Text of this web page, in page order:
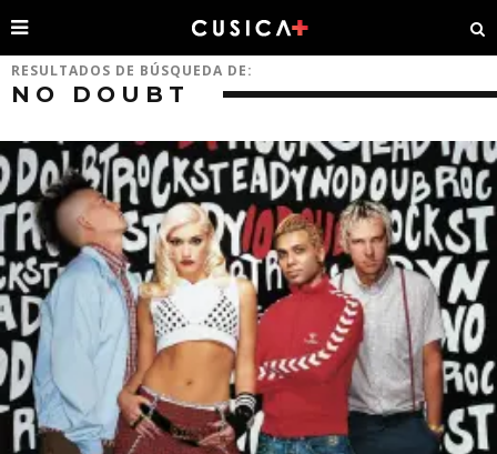
RESULTADOS DE BÚSQUEDA DE:
NO DOUBT